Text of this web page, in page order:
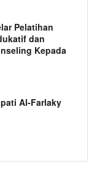
Pelatihan
dan
Kepada
Al-Farlaky